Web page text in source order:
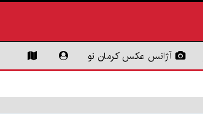
آژانس عکس کرمان نو